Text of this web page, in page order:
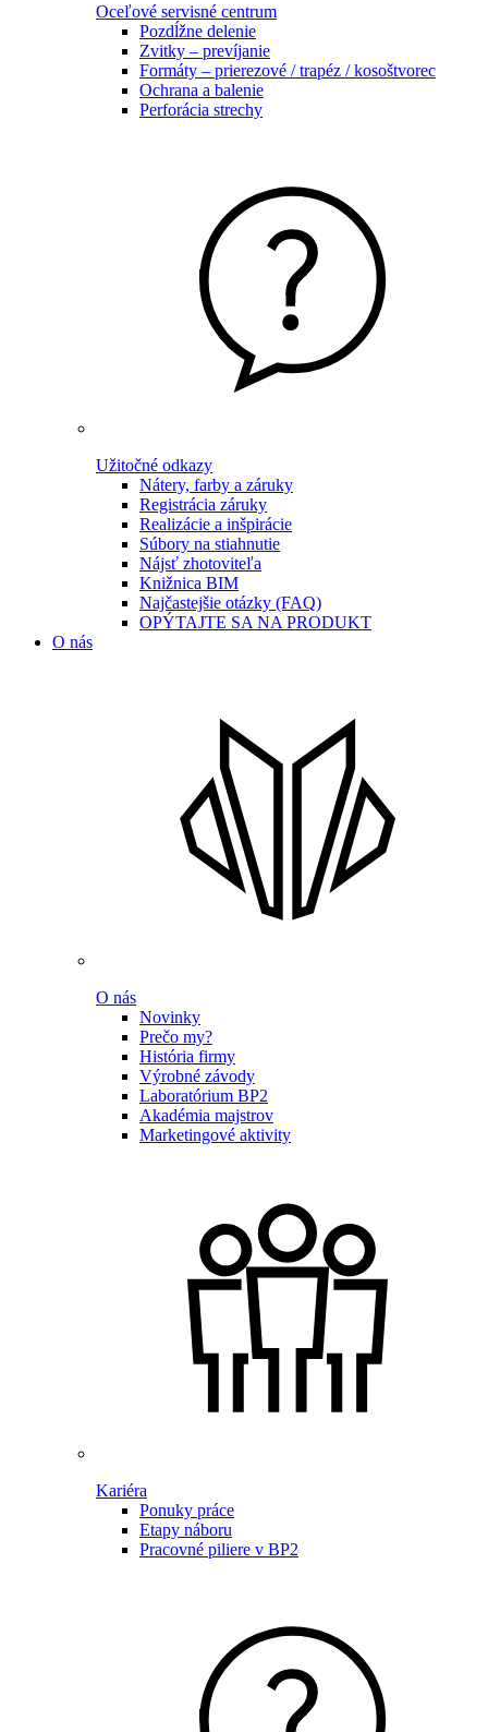
Oceľové servisné centrum
Pozdĺžne delenie
Zvitky – prevíjanie
Formáty – prierezové / trapéz / kosoštvorec
Ochrana a balenie
Perforácia strechy
Užitočné odkazy
Nátery, farby a záruky
Registrácia záruky
Realizácie a inšpirácie
Súbory na stiahnutie
Nájsť zhotoviteľa
Knižnica BIM
Najčastejšie otázky (FAQ)
OPÝTAJTE SA NA PRODUKT
O nás
O nás
Novinky
Prečo my?
História firmy
Výrobné závody
Laboratórium BP2
Akadémia majstrov
Marketingové aktivity
Kariéra
Ponuky práce
Etapy náboru
Pracovné piliere v BP2